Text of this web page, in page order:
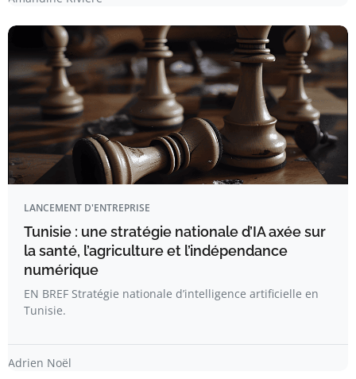
LANCEMENT D'ENTREPRISE
Tunisie : une stratégie nationale d’IA axée sur
la santé, l’agriculture et l’indépendance
numérique
EN BREF Stratégie nationale d’intelligence artificielle en
Tunisie.
Adrien Noël